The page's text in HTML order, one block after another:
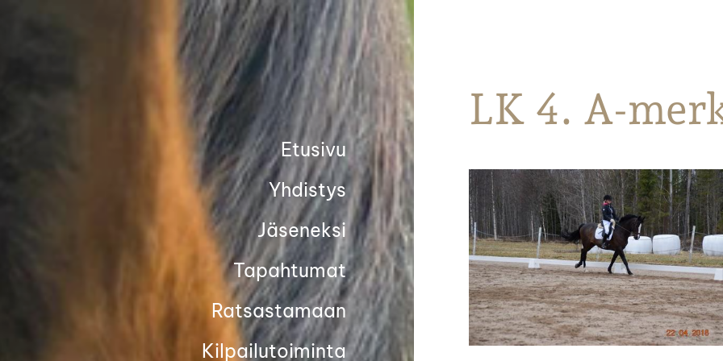
Parkanon Ratsastajat
Etusivu
Yhdistys
Jäseneksi
Tapahtumat
Ratsastamaan
Kilpailutoiminta
LK 4. A-